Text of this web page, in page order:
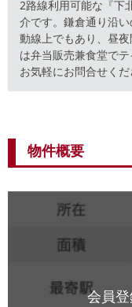
2路線利用可能な『下
介です。鎌倉通り沿
動線上でもあり、昼
は弁当販売兼食堂で
お気軽にお問合せくだ
物件概要
会員